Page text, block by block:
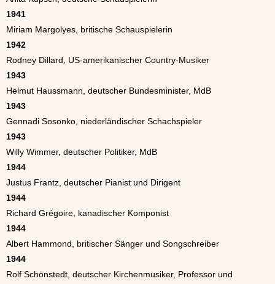
1941
Miriam Margolyes, britische Schauspielerin
1942
Rodney Dillard, US-amerikanischer Country-Musiker
1943
Helmut Haussmann, deutscher Bundesminister, MdB
1943
Gennadi Sosonko, niederländischer Schachspieler
1943
Willy Wimmer, deutscher Politiker, MdB
1944
Justus Frantz, deutscher Pianist und Dirigent
1944
Richard Grégoire, kanadischer Komponist
1944
Albert Hammond, britischer Sänger und Songschreiber
1944
Rolf Schönstedt, deutscher Kirchenmusiker, Professor und